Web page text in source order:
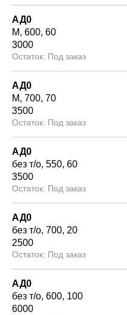
АД0
М 600 60
3000
Под заказ
АД0
М 700 70
3500
Под заказ
АД0
без т/о 550 60
3500
Под заказ
АД0
без т/о 700 20
2500
Под заказ
АД0
без т/о 600 100
6000